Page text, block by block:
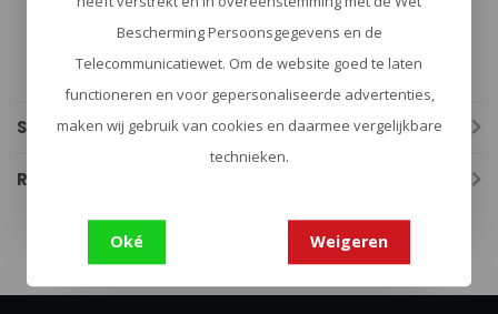
Lengte 52 mm
Hoogte (open / ingezet) 42 mm
Lengte (open / ingezet) 30 mm
Specificaties
Reviews
Bescherming Persoonsgegevens en de
Telecommunicatiewet. Om de website goed te laten
functioneren en voor gepersonaliseerde advertenties,
maken wij gebruik van cookies en daarmee vergelijkbare
technieken.
Oké Weigeren